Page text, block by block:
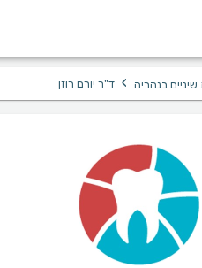
בנהריה › ד"ר יורם רוזן